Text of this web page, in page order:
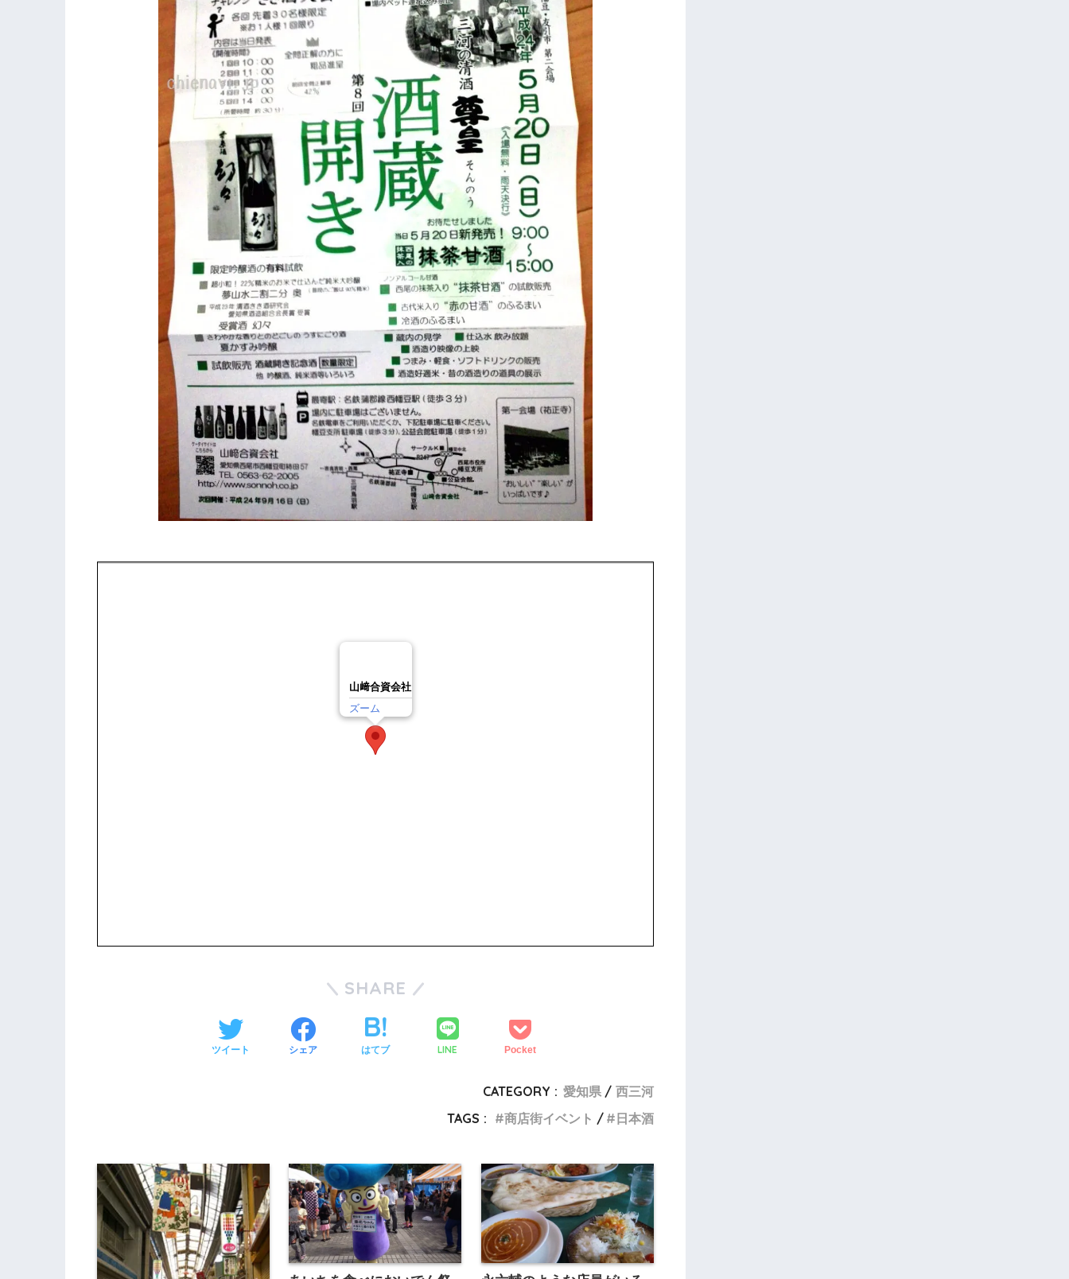
山﨑合資会社
ズーム
SHARE
ツイート シェア はてブ LINE Pocket
CATEGORY : 愛知県
西三河
TAGS :
商店街イベント 日本酒